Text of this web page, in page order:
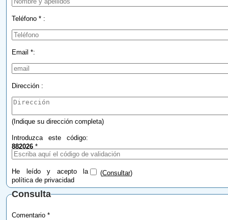
Teléfono * :
Email *:
Dirección :
(Indique su dirección completa)
Introduzca este código:
882026 *
He leído y acepto la
política de privacidad
(Consultar)
Consulta
Comentario *